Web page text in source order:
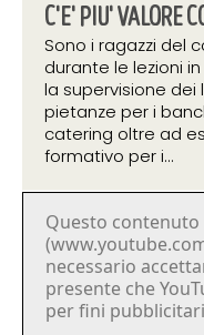
11 ottobre 2019
C'E' PIU' VALORE
Sono i ragazzi del
durante le lezioni
la supervisione dei
pietanze per i
catering oltre ad
formativo per i...
Questo
necessario
presente che
per fini